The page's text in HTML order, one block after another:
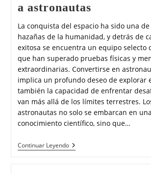
a astronautas
La conquista del espacio ha sido una
hazañas de la humanidad, y detrás de
exitosa se encuentra un equipo selecto
que han superado pruebas físicas y
extraordinarias. Convertirse en
implica un profundo deseo de explorar
también la capacidad de enfrentar
van más allá de los límites terrestres.
astronautas no solo se embarcan en
conocimiento científico, sino que…
Continuar Leyendo